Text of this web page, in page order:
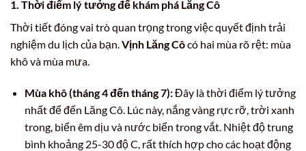
1. Thời điểm lý tưởng để khám phá Lăng Cô
Thời tiết đóng vai trò quan trọng trong việc quyết định trải
nghiệm du lịch của bạn.Vịnh Lăng Côcó hai mùa rõ rệt: mùa
khô và mùa mưa.
Mùa khô (tháng 4 đến tháng 7):Đây là thời điểm lý tưởng
nhất để đến Lăng Cô. Lúc này, nắng vàng rực rỡ, trời xanh
trong, biển êm dịu và nước biển trong vắt. Nhiệt độ trung
bình khoảng 25-30 độ C, rất thích hợp cho các hoạt động